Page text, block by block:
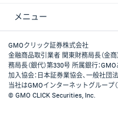
メニュー
取引規程・約款
最良執行方針
ディスクレイマー
リスク説明
GMOクリック証券ホーム
GMOクリック証券株式会社
金融商品取引業者 関東財務局長（金
務局長（銀代）第330号 所属銀行：
加入協会：日本証券業協会、一般社
当社はGMOインターネットグループ
© GMO CLICK Securities, Inc.